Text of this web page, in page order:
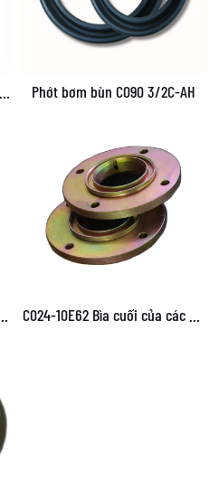
Phớt bơm bùn C090 3/2C-AH
C024-10E62 Bìa cuối của các bộ